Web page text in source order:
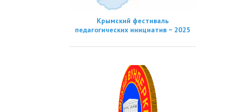
Крымский фестиваль
педагогических инициатив − 2025